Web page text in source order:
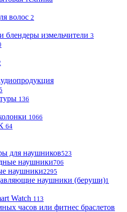
волос 2
измельчители 3
136
1066
64
для наушников523
наушники706
наушники2295
наушники (беруши)1
Watch 113
часов или фитнес браслетов